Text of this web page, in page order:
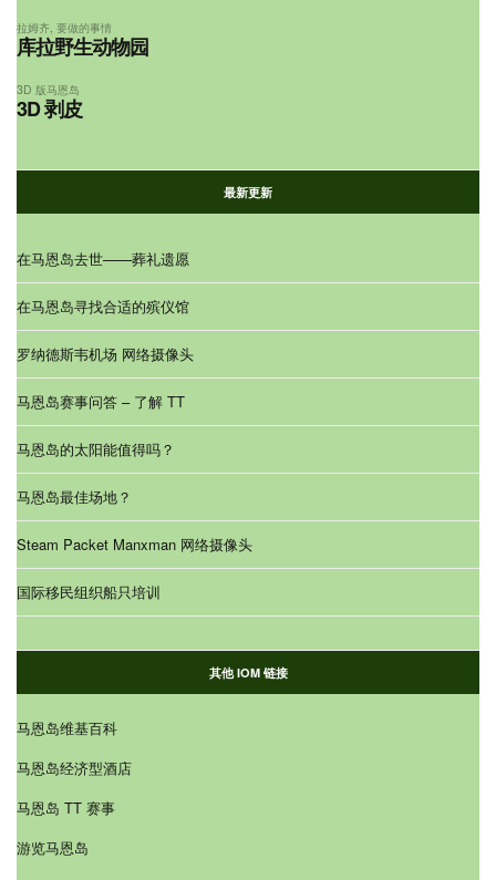
拉姆齐 要做的事情
库拉野生动物园
3D 版马恩岛
3D 剥皮
最新更新
在马恩岛去世——葬礼遗愿
在马恩岛寻找合适的殡仪馆
罗纳德斯韦机场 网络摄像头
马恩岛赛事问答 – 了解 TT
马恩岛的太阳能值得吗？
马恩岛最佳场地？
Steam Packet Manxman 网络摄像头
国际移民组织船只培训
其他 IOM 链接
马恩岛维基百科
马恩岛经济型酒店
马恩岛 TT 赛事
游览马恩岛